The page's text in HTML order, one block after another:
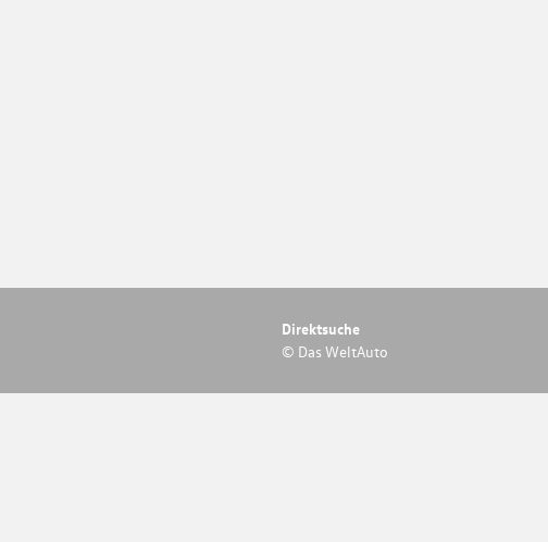
Direktsuche
© Das WeltAuto